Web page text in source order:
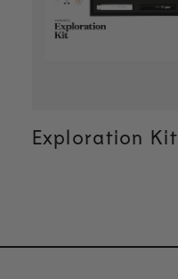
Exploration Kit